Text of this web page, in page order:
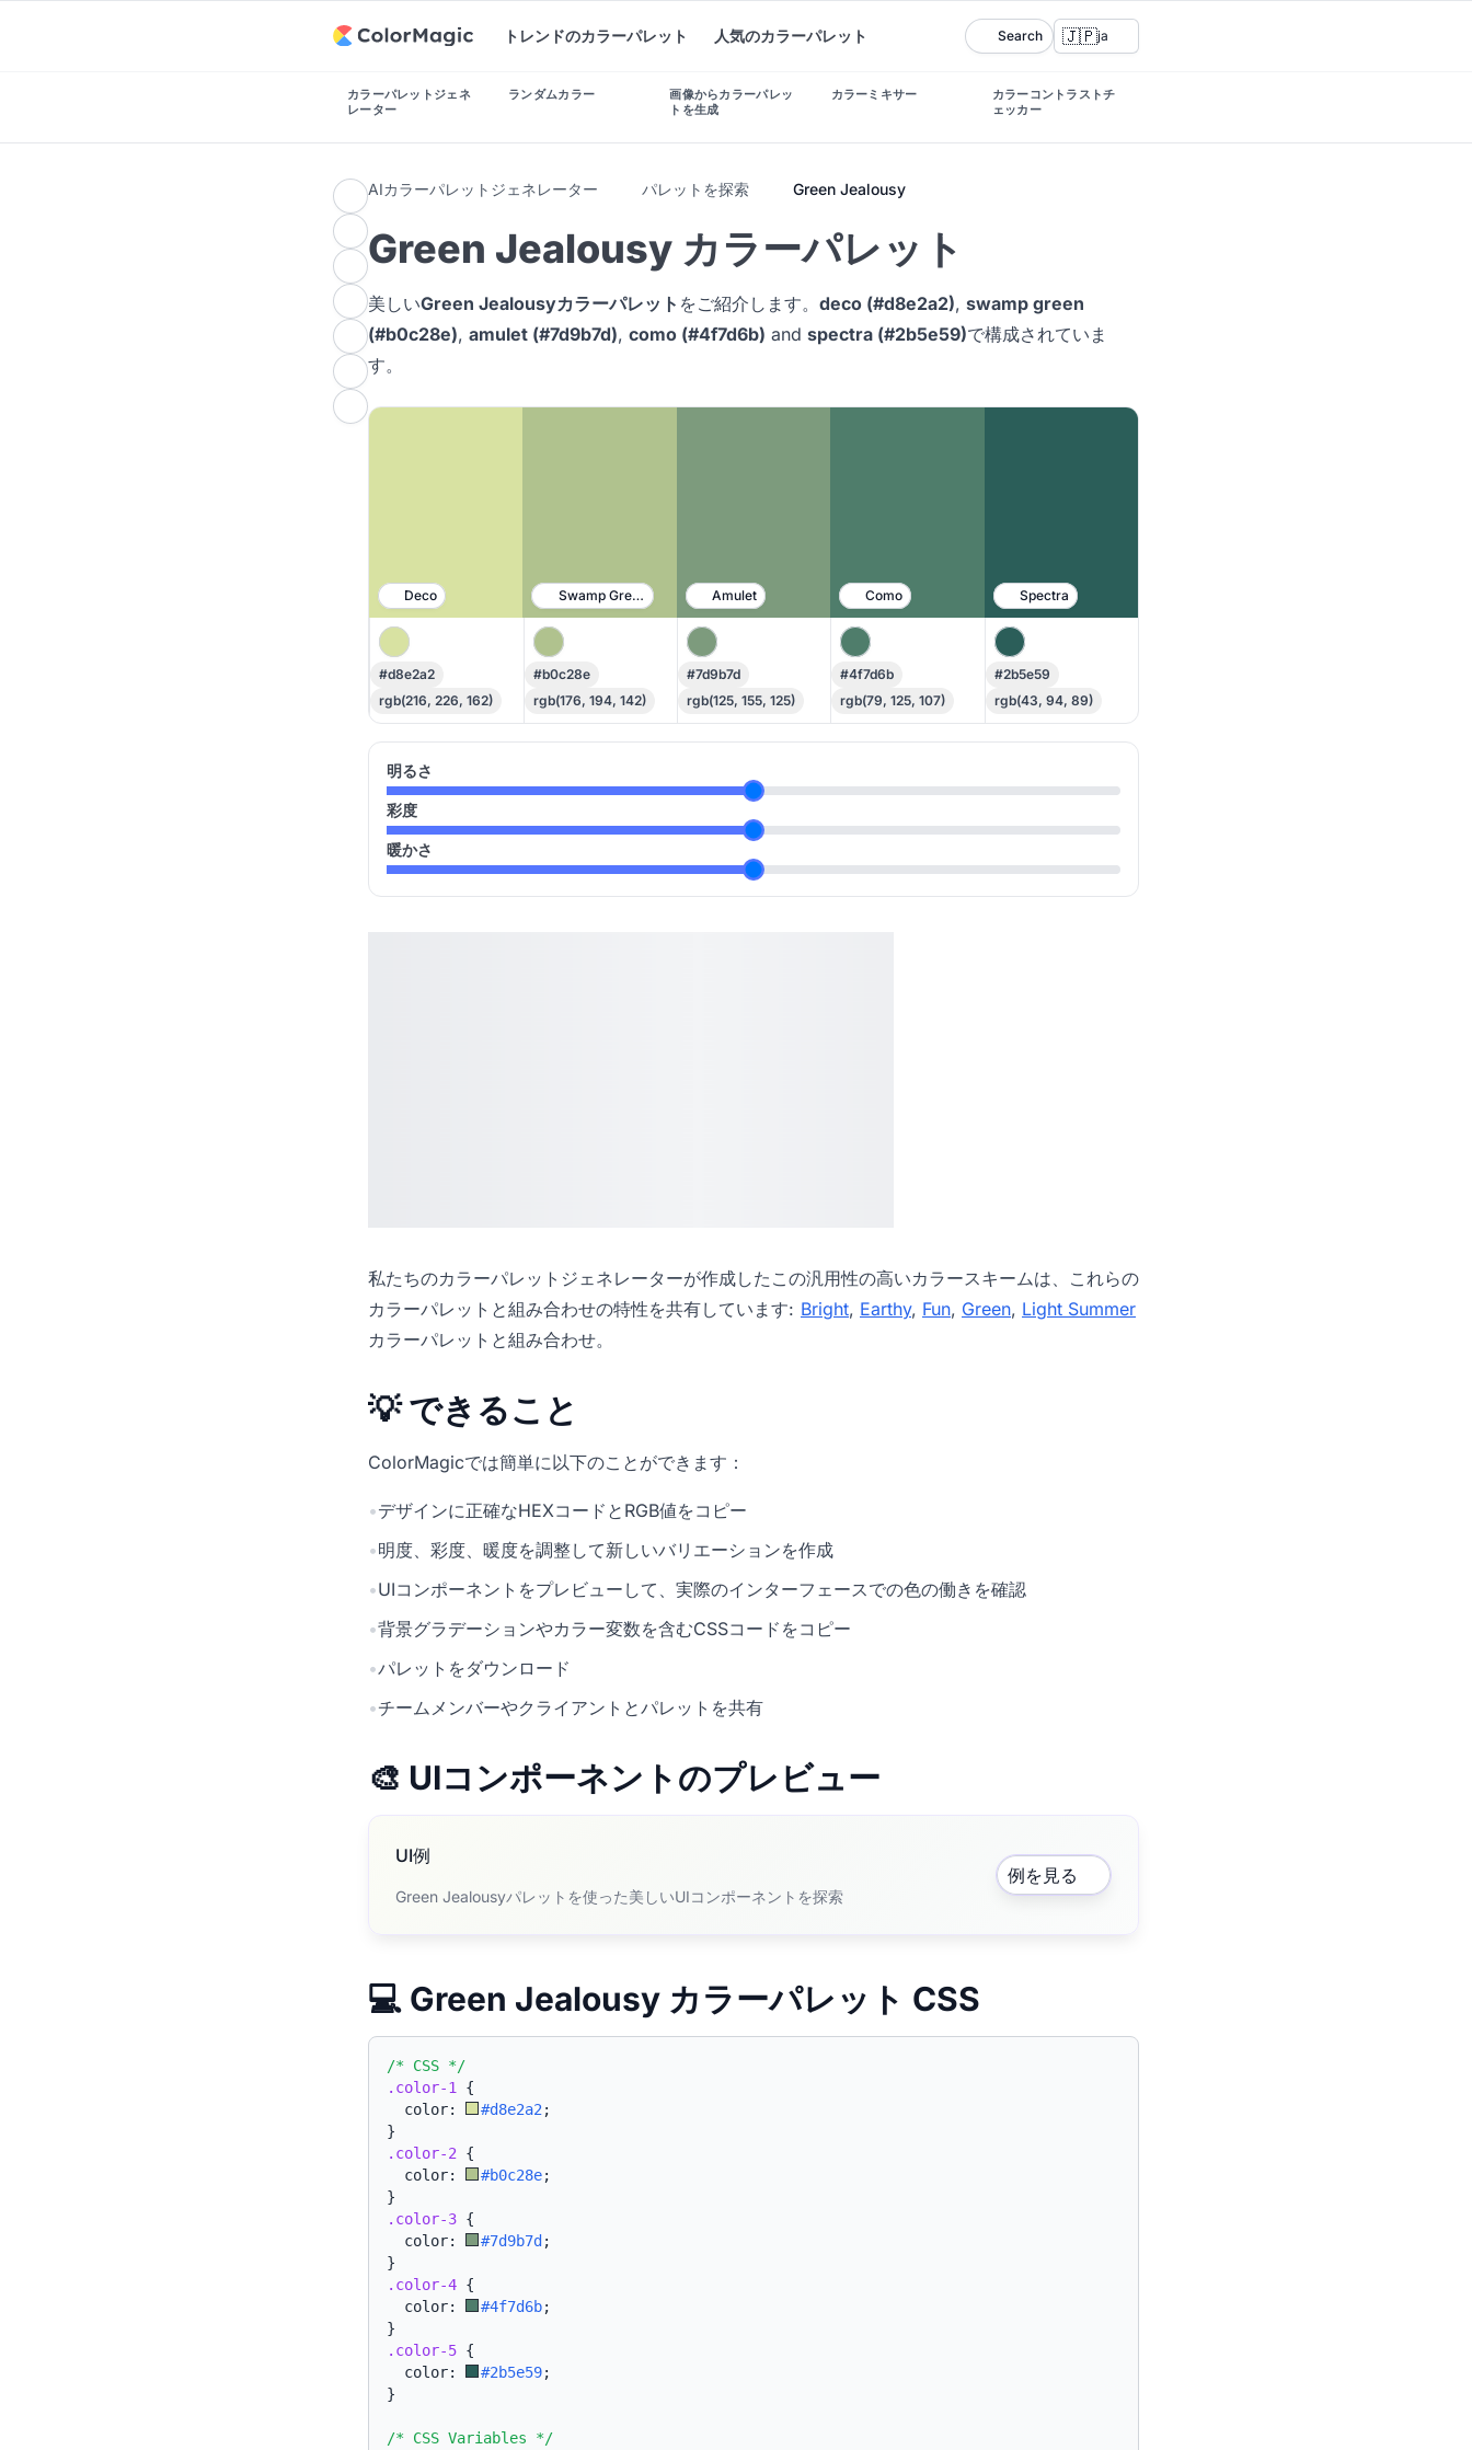
トレンドのカラーパレット 人気のカラーパレット Search 🇯🇵ja
カラーパレットジェネ
レーター
ランダムカラー
画像からカラーパレッ
トを生成
カラーミキサー
カラーコントラストチ
ェッカー
AIカラーパレットジェネレーター パレットを探索 Green Jealousy
Green Jealousy カラーパレット
美しいGreen Jealousyカラーパレット をご紹介します。 deco (#d8e2a2), swamp green
(#b0c28e), amulet (#7d9b7d), como (#4f7d6b) and spectra (#2b5e59)で構成されていま
す。
Deco Swamp Green Amulet Como Spectra
#d8e2a2
rgb(216, 226, 162)
#b0c28e
rgb(176, 194, 142)
#7d9b7d
rgb(125, 155, 125)
#4f7d6b
rgb(79, 125, 107)
#2b5e59
rgb(43, 94, 89)
明るさ
彩度
暖かさ
私たちのカラーパレットジェネレーターが作成したこの汎用性の高いカラースキームは、これらの
カラーパレットと組み合わせの特性を共有しています: Bright, Earthy, Fun, Green, Light Summer
カラーパレットと組み合わせ。
💡 できること
ColorMagicでは簡単に以下のことができます：
•デザインに正確なHEXコードとRGB値をコピー
•明度、彩度、暖度を調整して新しいバリエーションを作成
•UIコンポーネントをプレビューして、実際のインターフェースでの色の働きを確認
•背景グラデーションやカラー変数を含むCSSコードをコピー
•パレットをダウンロード
•チームメンバーやクライアントとパレットを共有
🎨 UIコンポーネントのプレビュー
UI例
Green Jealousyパレットを使った美しいUIコンポーネントを探索
例を見る
💻 Green Jealousy カラーパレット CSS
/* CSS */
.color-1
{
  color:
#d8e2a2 ;
}
.color-2 {
  color:
#b0c28e;
}
.color-3 {
  color:
#7d9b7d ;
}
.color-4 {
  color:
#4f7d6b;
}
.color-5 {
  color:
#2b5e59;
}
/* CSS Variables */